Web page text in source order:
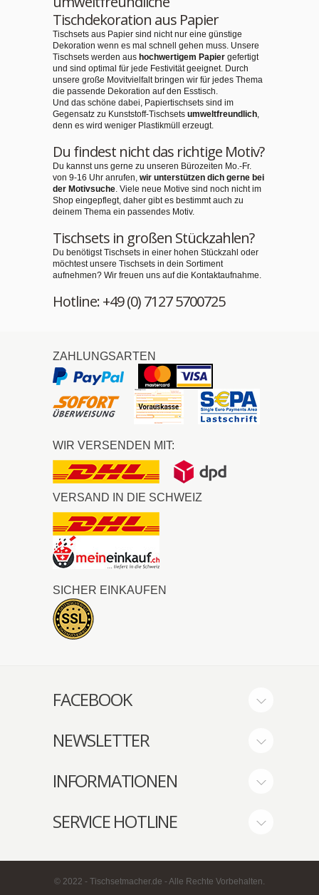
Tischdekoration aus Papier
Tischsets aus Papier sind nicht nur eine günstige
Dekoration wenn es mal schnell gehen muss. Unsere
Tischsets werden aus hochwertigem Papier gefertigt
und sind optimal für jede Festivität geeignet. Durch
unsere große Movitvielfalt bringen wir für jedes Thema
die passende Dekoration auf den Esstisch.
Und das schöne dabei, Papiertischsets sind im
Gegensatz zu Kunststoff-Tischsets umweltfreundlich,
denn es wird weniger Plastikmüll erzeugt.
Du findest nicht das richtige Motiv?
Du kannst uns gerne zu unseren Bürozeiten Mo.-Fr.
von 9-16 Uhr anrufen, wir unterstützen dich gerne bei
der Motivsuche. Viele neue Motive sind noch nicht im
Shop eingepflegt, daher gibt es bestimmt auch zu
deinem Thema ein passendes Motiv.
Tischsets in großen Stückzahlen?
Du benötigst Tischsets in einer hohen Stückzahl oder
möchtest unsere Tischsets in dein Sortiment
aufnehmen? Wir freuen uns auf die Kontaktaufnahme.
Hotline: +49 (0) 7127 5700725
ZAHLUNGSARTEN
WIR VERSENDEN MIT:
VERSAND IN DIE SCHWEIZ
SICHER EINKAUFEN
FACEBOOK
NEWSLETTER
INFORMATIONEN
SERVICE HOTLINE
© 2022 - Tischsetmacher.de - Alle Rechte Vorbehalten.